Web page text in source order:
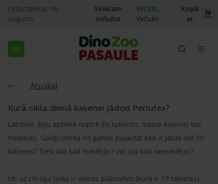
Ceturtdiena, 06.
augusts
Sveicam
mīluļus
Vecītis,
Večuks
kopā
ar
Atpakaļ
Kurā cikla dienā kaķenei jādod Perlutex?
Labdien. Biju aptiekā nopirk šīs tabletes, manai kaķenei kas
meklējas. Galīgi izkrita no galvas pajautāt kad ir jāsāk dot šīs
tabletes? Tieši tad kad meklējās? Vai tad kad nemeklējas?
Un uz cik ilgu laiku ir vienas plāksnītes (kurā ir 10 tabletes)